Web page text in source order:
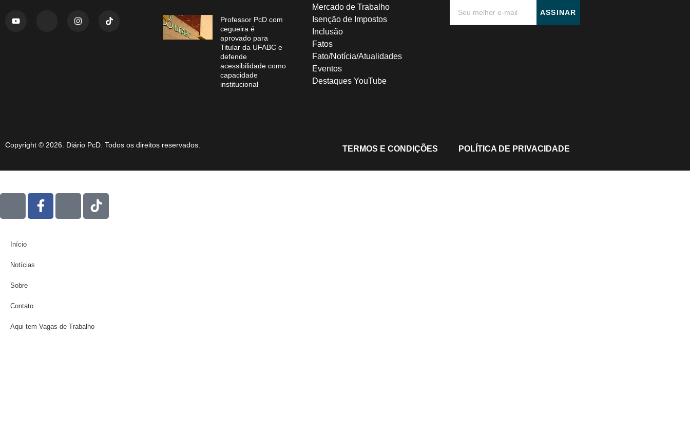
Professor PcD com
cegueira é
aprovado para
Titular da UFABC e
defende
acessibilidade como
capacidade
institucional
Mercado de Trabalho
Isenção de Impostos
Inclusão
Fatos
Fato/Notícia/Atualidades
Eventos
Destaques YouTube
ASSINAR
Copyright © 2026. Diário PcD. Todos os direitos reservados. TERMOS E CONDIÇÕES POLÍTICA DE PRIVACIDADE
Início
Notícias
Sobre
Contato
Aqui tem Vagas de Trabalho